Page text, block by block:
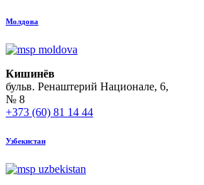
Молдова
Кишинёв
бульв. Ренаштерий Национале, 6,
№ 8
+373 (60) 81 14 44
Узбекистан